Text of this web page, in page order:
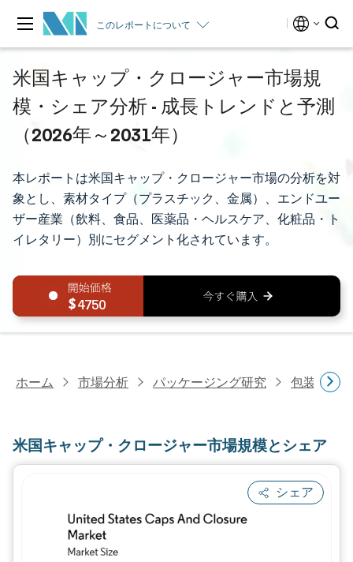
このレポートについて
米国キャップ・クロージャー市場規
模・シェア分析 - 成長トレンドと予測
（2026年～2031年）
本レポートは米国キャップ・クロージャー市場の分析を対
象とし、素材タイプ（プラスチック、金属）、エンドユー
ザー産業（飲料、食品、医薬品・ヘルスケア、化粧品・ト
イレタリー）別にセグメント化されています。
4750
ホーム 市場分析 パッケージング研究 包装製品
米国キャップ・クロージャー市場規模とシェア
シェア